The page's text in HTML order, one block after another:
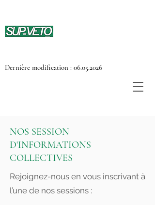
Dernière modification : 06.05.2026
NOS SESSION
D'INFORMATIONS
COLLECTIVES
Rejoignez-nous en vous inscrivant à
l’une de nos sessions :